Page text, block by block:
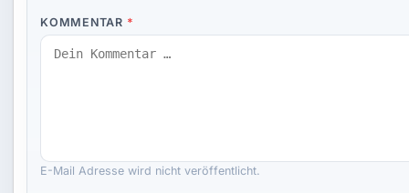
KOMMENTAR *
E-Mail Adresse wird nicht veröffentlicht.